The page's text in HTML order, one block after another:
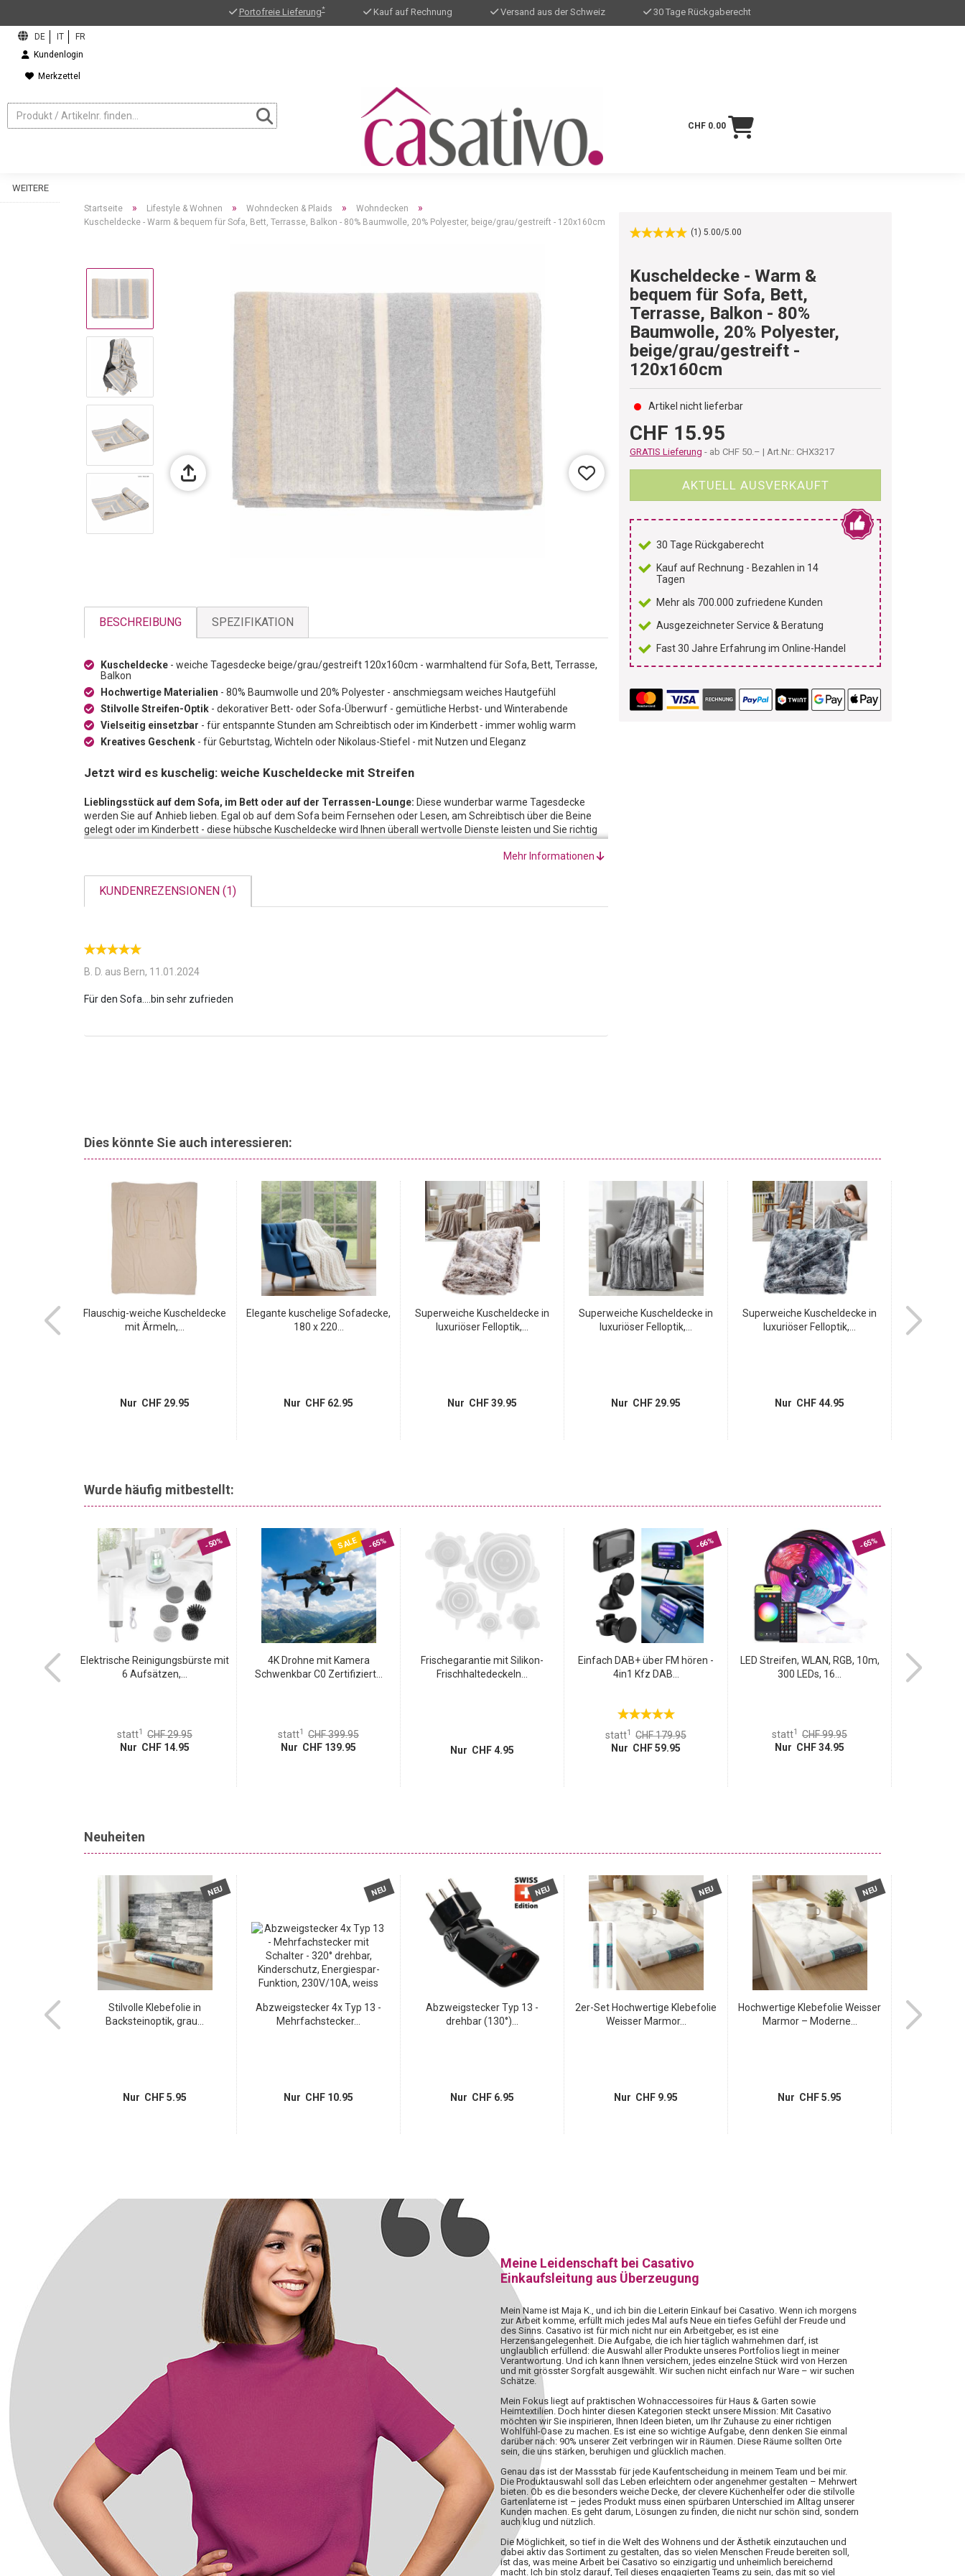
Portofreie Lieferung* Kauf auf Rechnung Versand aus der Schweiz 30 Tage Rückgaberecht
Kundenlogin
Merkzettel
CHF 0.00
WEITERE
Startseite » Lifestyle & Wohnen » Wohndecken & Plaids » Wohndecken »
Kuscheldecke - Warm & bequem für Sofa, Bett, Terrasse, Balkon - 80% Baumwolle, 20% Polyester, beige/grau/gestreift - 120x160cm
(1) 5.00/5.00
Kuscheldecke - Warm &
bequem für Sofa, Bett,
Terrasse, Balkon - 80%
Baumwolle, 20% Polyester,
beige/grau/gestreift -
120x160cm
Artikel nicht lieferbar
CHF 15.95
GRATIS Lieferung - ab CHF 50.– | Art.Nr.: CHX3217
AKTUELL AUSVERKAUFT
30 Tage Rückgaberecht
Kauf auf Rechnung - Bezahlen in 14
Tagen
Mehr als 700.000 zufriedene Kunden
Ausgezeichneter Service & Beratung
Fast 30 Jahre Erfahrung im Online-Handel
BESCHREIBUNG SPEZIFIKATION
Kuscheldecke - weiche Tagesdecke beige/grau/gestreift 120x160cm - warmhaltend für Sofa, Bett, Terrasse,
Balkon
Hochwertige Materialien - 80% Baumwolle und 20% Polyester - anschmiegsam weiches Hautgefühl
Stilvolle Streifen-Optik - dekorativer Bett- oder Sofa-Überwurf - gemütliche Herbst- und Winterabende
Vielseitig einsetzbar - für entspannte Stunden am Schreibtisch oder im Kinderbett - immer wohlig warm
Kreatives Geschenk - für Geburtstag, Wichteln oder Nikolaus-Stiefel - mit Nutzen und Eleganz
Jetzt wird es kuschelig: weiche Kuscheldecke mit Streifen
Lieblingsstück auf dem Sofa, im Bett oder auf der Terrassen-Lounge: Diese wunderbar warme Tagesdecke
werden Sie auf Anhieb lieben. Egal ob auf dem Sofa beim Fernsehen oder Lesen, am Schreibtisch über die Beine
gelegt oder im Kinderbett - diese hübsche Kuscheldecke wird Ihnen überall wertvolle Dienste leisten und Sie richtig
Bei der Produktion der Decke wurde auf wesentliche Faktoren geachtet:
hochwertige Materialien, ein weiches Gefühl auf der Haut und ein ansprechendes Muster. So lässt es sich prima
kuscheln und gemütlich Herbst- und Winterabende auf der Couch verbringen. Doch auch an einem kühlen Frühlings-
oder Sommerabend auf der Terrasse oder dem Balkon gibt die Tagesdecke wohlig warm.
nächsten Wichteln oder für den Nikolaus-Stiefel. Ein Geschenk mit Nutzen und Stil!
Mehr Informationen
KUNDENREZENSIONEN (1)
B. D. aus Bern, 11.01.2024
Dies könnte Sie auch interessieren:
Flauschig-weiche Kuscheldecke
mit Ärmeln,...
Nur CHF 29.95
Elegante kuschelige Sofadecke,
180 x 220...
Nur CHF 62.95
Superweiche Kuscheldecke in
luxuriöser Felloptik,...
Nur CHF 39.95
Superweiche Kuscheldecke in
luxuriöser Felloptik,...
Nur CHF 29.95
Superweiche Kuscheldecke in
luxuriöser Felloptik,...
Nur CHF 44.95
Wurde häufig mitbestellt:
für
-50%
Elektrische Reinigungsbürste mit
6 Aufsätzen,...
statt1
CHF 29.95
Nur CHF 14.95
SALE -65%
4K Drohne mit Kamera
Schwenkbar C0 Zertifiziert...
statt1
CHF 399.95
Nur CHF 139.95
Frischegarantie mit Silikon-
Frischhaltedeckeln...
Nur CHF 4.95
-66%
Einfach DAB+ über FM hören -
4in1 Kfz DAB...
statt1
CHF 179.95
Nur CHF 59.95
-65%
LED Streifen, WLAN, RGB, 10m,
300 LEDs, 16...
statt1
CHF 99.95
Nur CHF 34.95
Neuheiten
in Grau-
NEU
Stilvolle Klebefolie in
Backsteinoptik, grau...
Nur CHF 5.95
NEU
Abzweigstecker 4x Typ 13 -
Mehrfachstecker...
Nur CHF 10.95
NEU
Abzweigstecker Typ 13 -
drehbar (130°)...
Nur CHF 6.95
NEU
2er-Set Hochwertige Klebefolie
Weisser Marmor...
Nur CHF 9.95
NEU
Hochwertige Klebefolie Weisser
Marmor – Moderne...
Nur CHF 5.95
Premium
Meine Leidenschaft bei Casativo
Einkaufsleitung aus Überzeugung
Mein Name ist Maja K., und ich bin die Leiterin Einkauf bei Casativo. Wenn ich morgens
zur Arbeit komme, erfüllt mich jedes Mal aufs Neue ein tiefes Gefühl der Freude und
des Sinns. Casativo ist für mich nicht nur ein Arbeitgeber, es ist eine
Herzensangelegenheit. Die Aufgabe, die ich hier täglich wahrnehmen darf, ist
unglaublich erfüllend: die Auswahl aller Produkte unseres Portfolios liegt in meiner
Verantwortung. Und ich kann Ihnen versichern, jedes einzelne Stück wird von Herzen
und mit grösster Sorgfalt ausgewählt. Wir suchen nicht einfach nur Ware – wir suchen
Schätze.
Mein Fokus liegt auf praktischen Wohnaccessoires für Haus & Garten sowie
Heimtextilien. Doch hinter diesen Kategorien steckt unsere Mission: Mit Casativo
möchten wir Sie inspirieren, Ihnen Ideen bieten, um Ihr Zuhause zu einer richtigen
Wohlfühl-Oase zu machen. Es ist eine so wichtige Aufgabe, denn denken Sie einmal
darüber nach: 90% unserer Zeit verbringen wir in Räumen. Diese Räume sollten Orte
sein, die uns stärken, beruhigen und glücklich machen.
Genau das ist der Massstab für jede Kaufentscheidung in meinem Team und bei mir.
Die Produktauswahl soll das Leben erleichtern oder angenehmer gestalten – Mehrwert
bieten. Ob es die besonders weiche Decke, der clevere Küchenhelfer oder die stilvolle
Gartenlaterne ist – jedes Produkt muss einen spürbaren Unterschied im Alltag unserer
Kunden machen. Es geht darum, Lösungen zu finden, die nicht nur schön sind, sondern
auch klug und nützlich.
Die Möglichkeit, so tief in die Welt des Wohnens und der Ästhetik einzutauchen und
dabei aktiv das Sortiment zu gestalten, das so vielen Menschen Freude bereiten soll,
ist das, was meine Arbeit bei Casativo so einzigartig und unheimlich bereichernd
macht. Ich bin stolz darauf, Teil dieses engagierten Teams zu sein, das mit so viel